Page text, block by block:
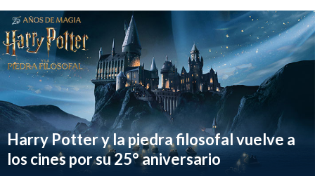
Harry Potter y la piedra filosofal vuelve a
los cines por su 25° aniversario